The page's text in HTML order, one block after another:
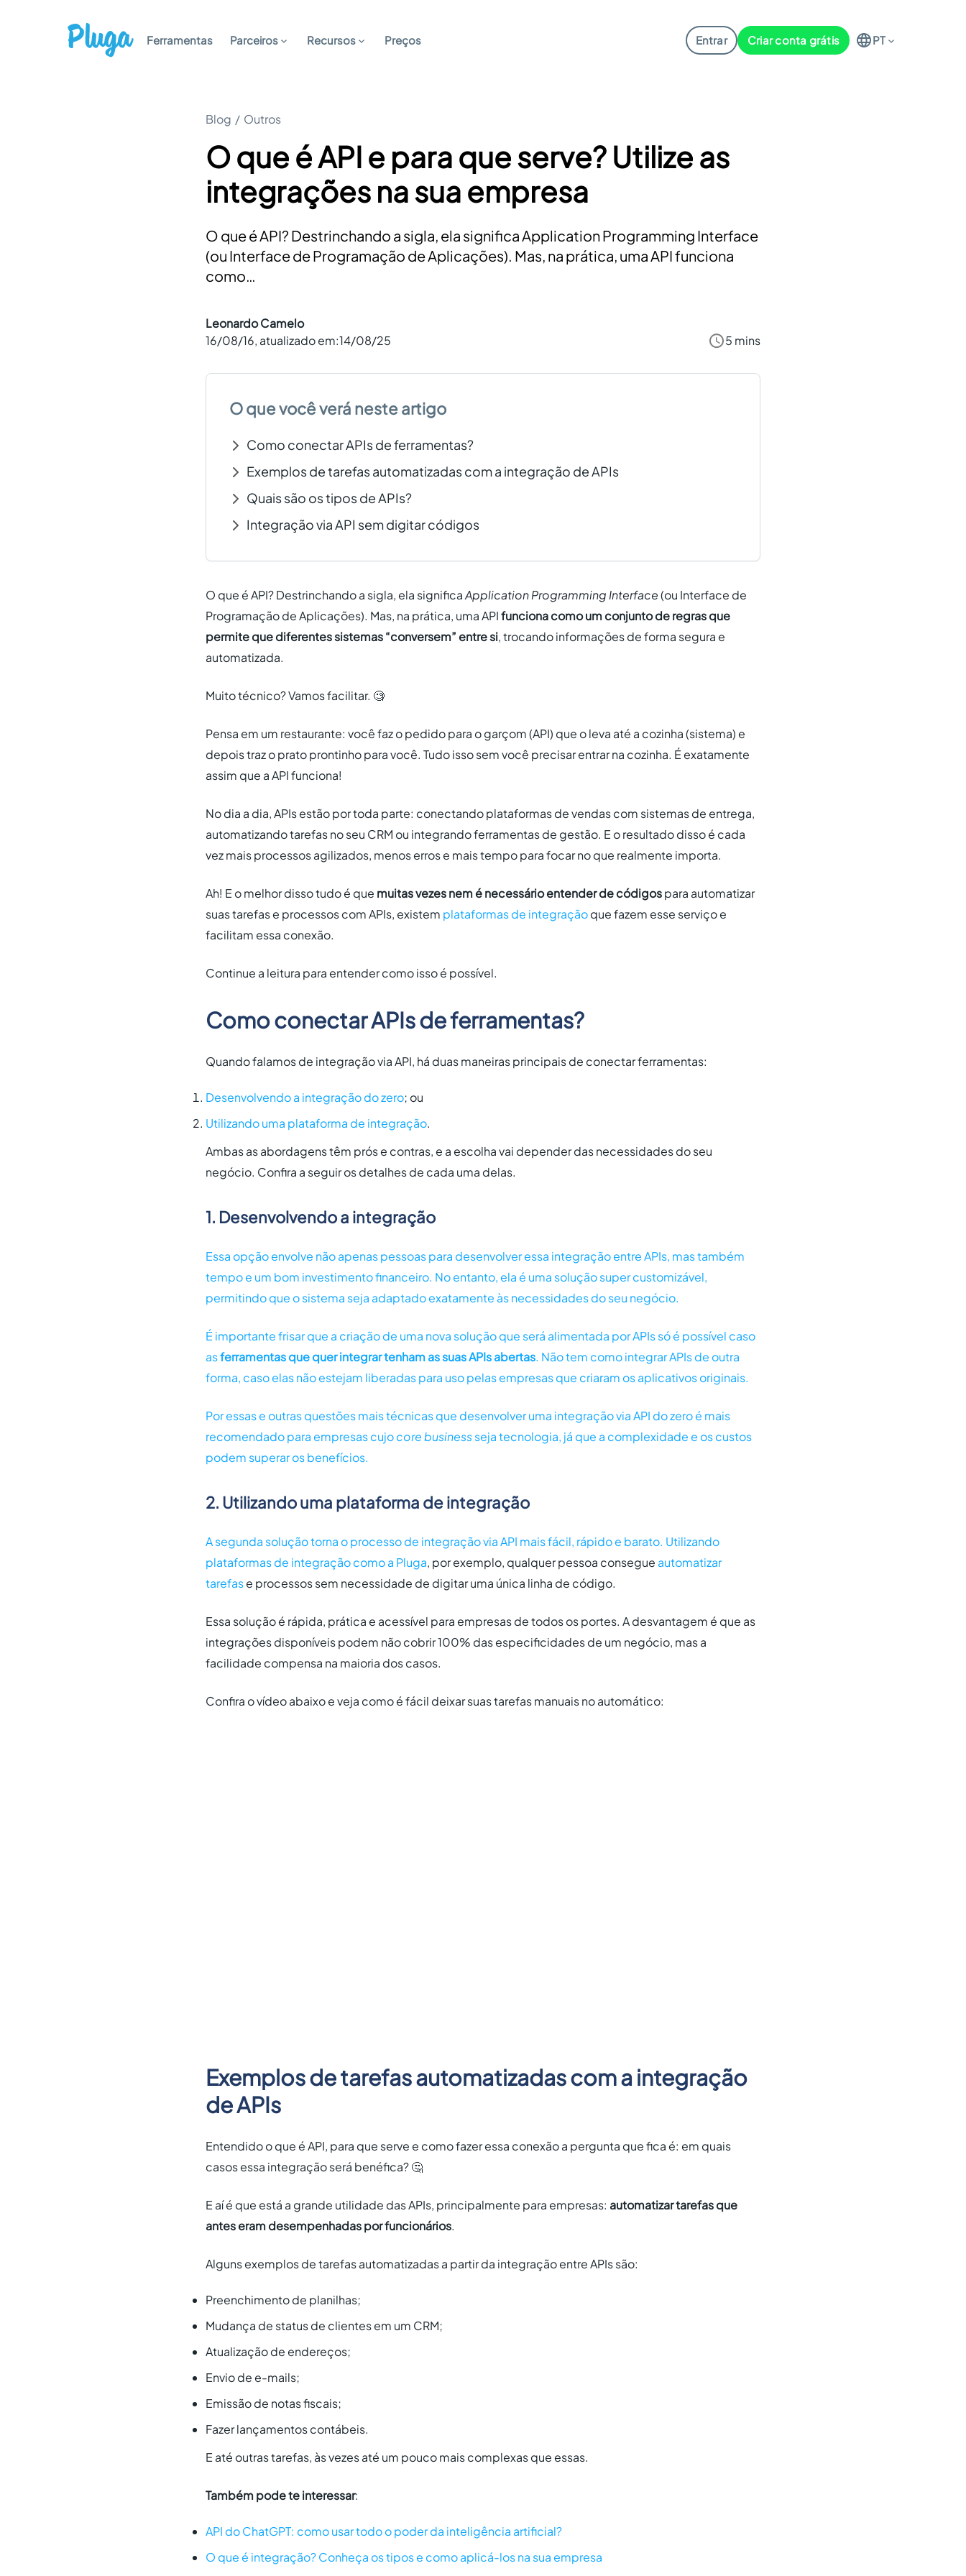
Ferramentas Parceiros Recursos Preços Entrar Criar conta grátis PT
Blog / Outros
O que é API e para que serve? Utilize as
integrações na sua empresa
O que é API? Destrinchando a sigla, ela significa Application Programming Interface
(ou Interface de Programação de Aplicações). Mas, na prática, uma API funciona
como…
Leonardo Camelo
16/08/16, atualizado em:14/08/25 5 mins
O que você verá neste artigo
Como conectar APIs de ferramentas?
Exemplos de tarefas automatizadas com a integração de APIs
Quais são os tipos de APIs?
Integração via API sem digitar códigos
O que é API? Destrinchando a sigla, ela significaApplication Programming Interface(ou Interface de
Programação de Aplicações). Mas, na prática, uma APIfunciona como um conjunto de regras que
permite que diferentes sistemas “conversem” entre si, trocando informações de forma segura e
automatizada.
Muito técnico? Vamos facilitar. 🧐
Pensa em um restaurante: você faz o pedido para o garçom (API) que o leva até a cozinha (sistema) e
depois traz o prato prontinho para você. Tudo isso sem você precisar entrar na cozinha. É exatamente
assim que a API funciona!
No dia a dia, APIs estão por toda parte: conectando plataformas de vendas com sistemas de entrega,
automatizando tarefas no seu CRM ou integrando ferramentas de gestão. E o resultado disso é cada
vez mais processos agilizados, menos erros e mais tempo para focar no que realmente importa.
Ah! E o melhor disso tudo é que muitas vezes nem é necessário entender de códigospara automatizar
suas tarefas e processos com APIs, existem plataformas de integraçãoque fazem esse serviço e
facilitam essa conexão.
Continue a leitura para entender como isso é possível.
Como conectar APIs de ferramentas?
Quando falamos de integração via API, há duas maneiras principais de conectar ferramentas:
Desenvolvendo a integração do zero; ou
Utilizando uma plataforma de integração.
Ambas as abordagens têm prós e contras, e a escolha vai depender das necessidades do seu
negócio. Confira a seguir os detalhes de cada uma delas.
1. Desenvolvendo a integração
Essa opção envolve não apenas pessoas para desenvolver essa integração entre APIs, mas também
tempo e um bom investimento financeiro. No entanto, ela é uma solução super customizável,
permitindo que o sistema seja adaptado exatamente às necessidades do seu negócio.
É importante frisar que a criação de uma nova solução que será alimentada por APIs só é possível caso
asferramentas que quer integrar tenham as suas APIs abertas. Não tem como integrar APIs de outra
forma, caso elas não estejam liberadas para uso pelas empresas que criaram os aplicativos originais.
Por essas e outras questões mais técnicas que desenvolver uma integração via API do zero é mais
recomendado para empresas cujocore businessseja tecnologia, já que a complexidade e os custos
podem superar os benefícios.
2. Utilizando uma plataforma de integração
A segunda solução torna o processo de integração via API mais fácil, rápido e barato. Utilizando
plataformas de integração como a Pluga, por exemplo, qualquer pessoa consegue automatizar
tarefase processos sem necessidade de digitar uma única linha de código.
Essa solução é rápida, prática e acessível para empresas de todos os portes. A desvantagem é que as
integrações disponíveis podem não cobrir 100% das especificidades de um negócio, mas a
facilidade compensa na maioria dos casos.
Confira o vídeo abaixo e veja como é fácil deixar suas tarefas manuais no automático:
Exemplos de tarefas automatizadas com a integração
de APIs
Entendido o que é API, para que serve e como fazer essa conexão a pergunta que fica é: em quais
casos essa integração será benéfica? 🤔
E aí é que está a grande utilidade das APIs, principalmente para empresas: automatizar tarefas que
antes eram desempenhadas por funcionários.
Alguns exemplos de tarefas automatizadas a partir da integração entre APIs são:
Preenchimento de planilhas;
Mudança de status de clientes em um CRM;
Atualização de endereços;
Envio de e-mails;
Emissão de notas fiscais;
Fazer lançamentos contábeis.
E até outras tarefas, às vezes até um pouco mais complexas que essas.
Também pode te interessar:
API do ChatGPT: como usar todo o poder da inteligência artificial?
O que é integração? Conheça os tipos e como aplicá-los na sua empresa